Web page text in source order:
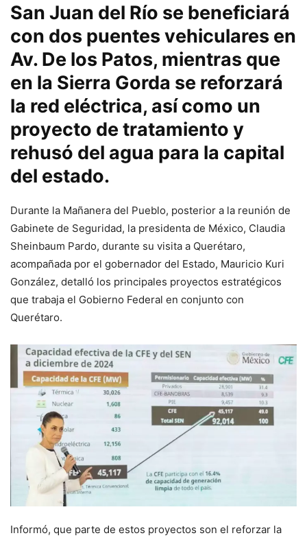
San Juan del Río se beneficiará
con dos puentes vehiculares en
Av. De los Patos, mientras que
en la Sierra Gorda se reforzará
la red eléctrica, así como un
proyecto de tratamiento y
rehusó del agua para la capital
del estado.
Durante la Mañanera del Pueblo, posterior a la reunión de
Gabinete de Seguridad, la presidenta de México, Claudia
Sheinbaum Pardo, durante su visita a Querétaro,
acompañada por el gobernador del Estado, Mauricio Kuri
González, detalló los principales proyectos estratégicos
que trabaja el Gobierno Federal en conjunto con
Querétaro.
Informó, que parte de estos proyectos son el reforzar la